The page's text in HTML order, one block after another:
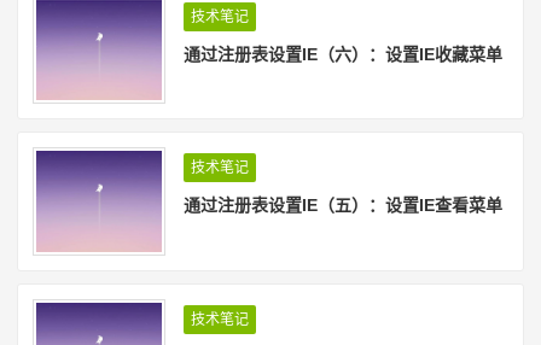
技术笔记
通过注册表设置IE（六）：设置IE收藏菜单
技术笔记
通过注册表设置IE（五）：设置IE查看菜单
技术笔记